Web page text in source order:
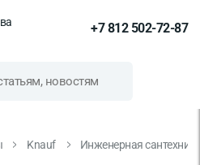
+7 812 502-72-87
Knauf Инженерная